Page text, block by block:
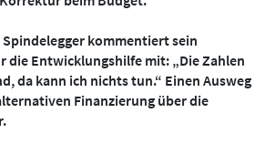
kommentiert sein
die Entwicklungshilfe mit: „Die Zahlen
da kann ich nichts tun.“ Einen Ausweg
Finanzierung über die